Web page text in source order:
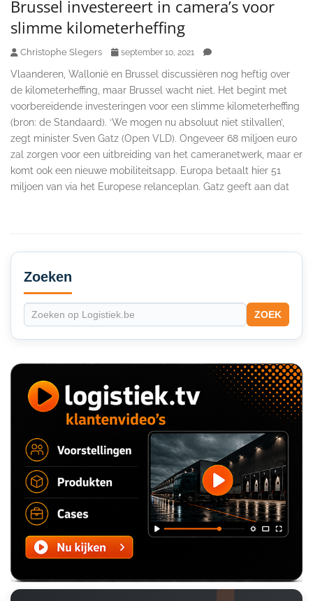
Brussel investereert in camera’s voor
slimme kilometerheffing
Christophe Slegers september 10, 2021
Vlaanderen, Wallonië en Brussel discussiëren nog heftig over
de kilometerheffing, maar Brussel wacht niet. Het begint met
voorbereidende investeringen voor een slimme kilometerheffing
(bron: de Standaard). ‘We mogen nu absoluut niet stilvallen’,
zegt minister Sven Gatz (Open VLD). Ongeveer 68 miljoen euro
zal zorgen voor een uitbreiding van het cameranetwerk, maar er
komt ook een nieuwe mobiliteitsapp. Europa betaalt hier 51
miljoen van via het Europese relanceplan. Gatz geeft aan dat
Secondary
Sidebar
Zoeken
ZOEK